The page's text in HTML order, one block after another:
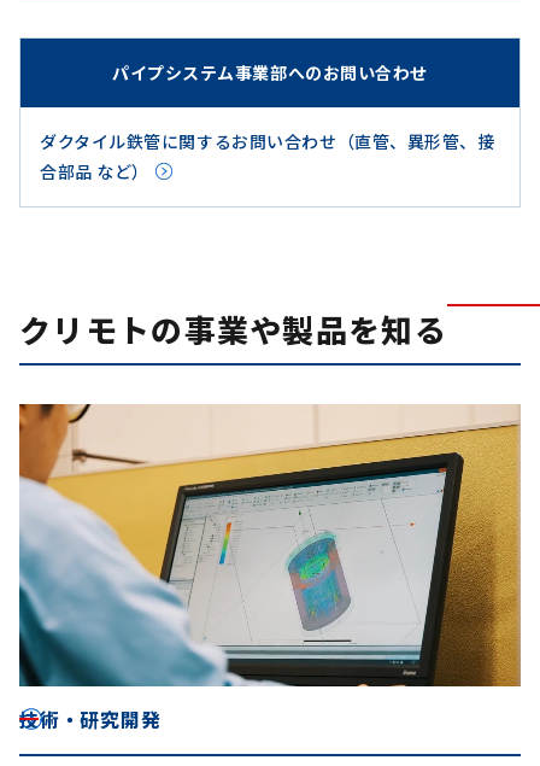
パイプシステム事業部へのお問い合わせ
ダクタイル鉄管に関するお問い合わせ（直管、異形管、接
合部品 など）
クリモトの事業や製品を知る
技術・研究開発